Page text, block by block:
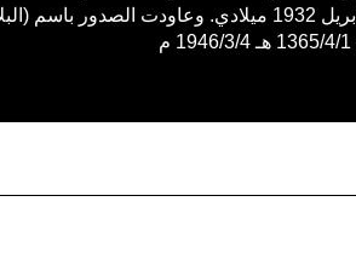
هـ الموافق 3 أبريل 1932 ميلادي. وعاودت الصدور باسم